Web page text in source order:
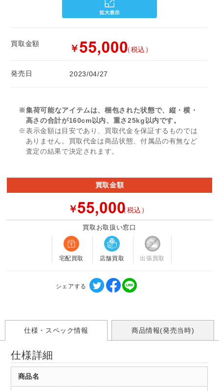
買取金額 ￥ （税込）
発売日 2023/04/27
※集荷可能なアイテムは、梱包された状態で、縦・横・
高さの合計が160cm以内、重さ25kg以内です。
※表示金額は目安であり、買取代金を保証するものでは
ありません。買取代金は商品状態、付属品の有無など
査定の結果で決定されます。
買取金額
￥ （税込）
買取お取扱い窓口
宅配買取 店舗買取 出張買取
シェアする
仕様・スペック情報 商品情報(発売当時)
仕様詳細
商品名